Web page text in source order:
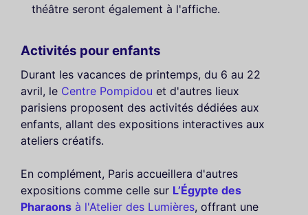
théâtre seront également à l'affiche.
Activités pour enfants
Durant les vacances de printemps, du 6 au 22
avril, le Centre Pompidou et d'autres lieux
parisiens proposent des activités dédiées aux
enfants, allant des expositions interactives aux
ateliers créatifs.
En complément, Paris accueillera d'autres
expositions comme celle sur L’Égypte des
Pharaons à l'Atelier des Lumières, offrant une